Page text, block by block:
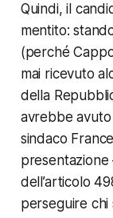
Quindi, il
mentito:
(perché
mai ricevuto
della
avrebbe
sindaco
dell’articolo
perseguire chi